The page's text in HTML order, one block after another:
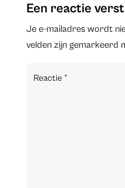
Een reactie
Je e-mailadres wordt
velden zijn gemarkeerd